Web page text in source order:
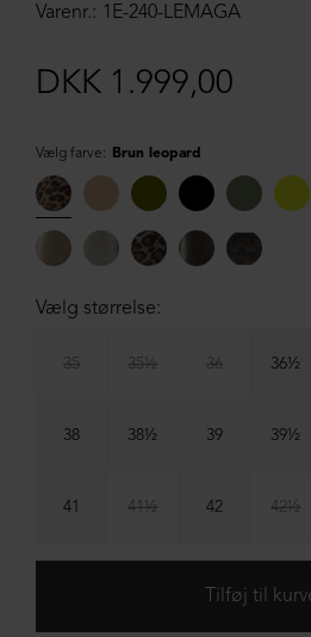
Varenr. 1E-240-LEMAGA
DKK 1.999,00
Vælg farve: Brun leopard
Vælg størrelse:
35 35½ 36 36½
38 38½ 39 39½
41 41½ 42 42½